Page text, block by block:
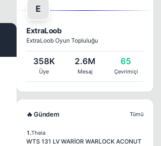
E
ExtraLoob
ExtraLoob Oyun Topluluğu
358K
Üye
2.6M
Mesaj
65
Çevrimiçi
🔥 Gündem Tümü
1.Theia
WTS 131 LV WARİOR WARLOCK ACONUT